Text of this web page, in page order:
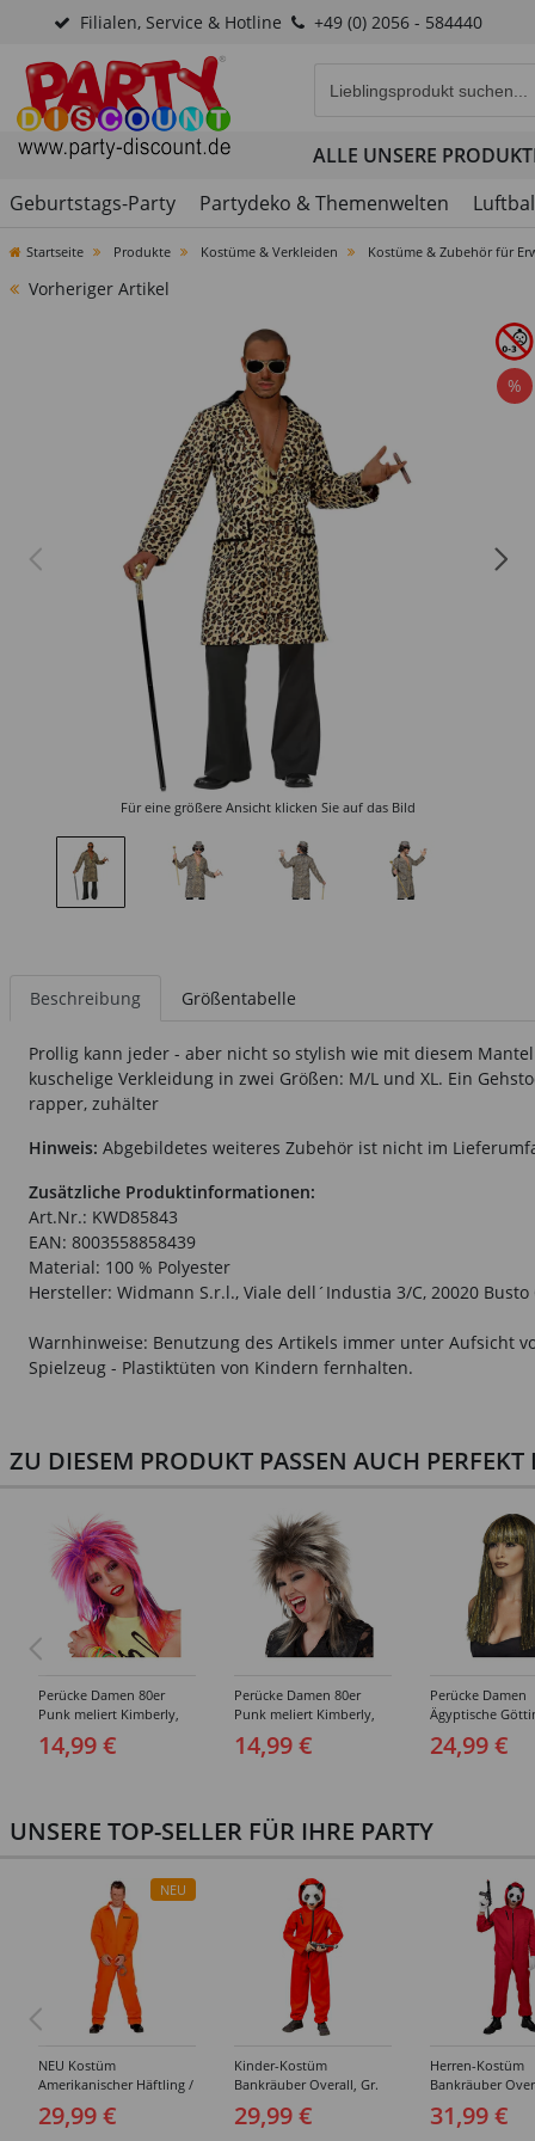
Filialen, Service & Hotline +49 (0) 2056 - 584440
ALLE UNSERE
Geburtstags-Party
Partydeko & Themenwelten
Startseite Produkte Kostüme & Verkleiden Kostüme & Zubehör für
Vorheriger Artikel
%
Für eine größere Ansicht klicken Sie auf das Bild
Beschreibung Größentabelle
Prollig kann jeder - aber nicht so stylish wie mit diesem
kuschelige Verkleidung in zwei Größen: M/L und XL. Ein
rapper, zuhälter
Hinweis: Abgebildetes weiteres Zubehör ist nicht im
Zusätzliche Produktinformationen:
Art.Nr.: KWD85843
EAN: 8003558858439
Material: 100 % Polyester
Hersteller: Widmann S.r.l., Viale dell´Industia 3/C, 20020
Warnhinweise: Benutzung des Artikels immer unter Aufsicht
Spielzeug - Plastiktüten von Kindern fernhalten.
ZU DIESEM PRODUKT PASSEN AUCH PERFEKT
Perücke Damen 80er
Punk meliert Kimberly,
rosa-lila
14,99 €
Perücke Damen 80er
Punk meliert Kimberly,
braun-blond
14,99 €
Perücke Damen
Ägyptische
schwarz-gold
24,99 €
UNSERE TOP-SELLER FÜR IHRE PARTY
NEU
NEU Kostüm
Amerikanischer Häftling /
Sträfling, Overall, Orange
- verschiedene Größen
29,99 €
Kinder-Kostüm
Bankräuber Overall, Gr.
152-164
29,99 €
Herren-Kostüm
Bankräuber
190 cm
31,99 €